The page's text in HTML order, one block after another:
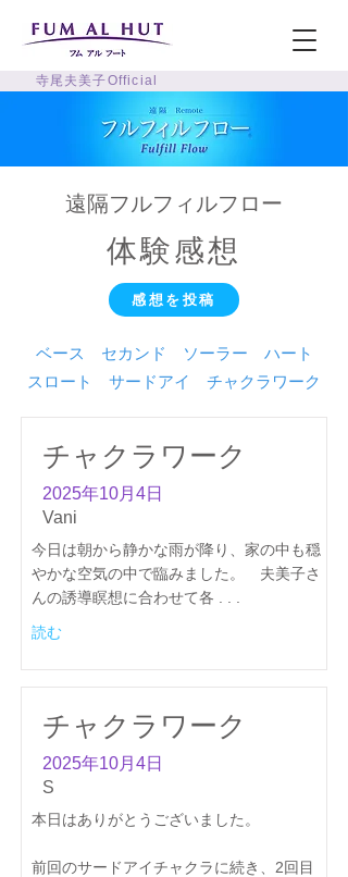
寺尾夫美子Official
遠隔フルフィルフロー
体験感想
感想を投稿
ベース セカンド ソーラー
ハート
スロート
サードアイ チャクラワーク
チャクラワーク
2025年10月4日
Vani
今日は朝から静かな雨が降り、家の中も穏
やかな空気の中で臨みました。 夫美子さ
んの誘導瞑想に合わせて各 . . .
読む
チャクラワーク
2025年10月4日
S
本日はありがとうございました。
前回のサードアイチャクラに続き、2回目